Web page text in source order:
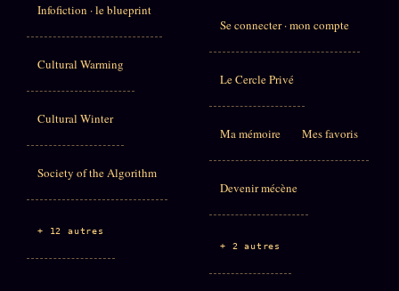
Infofiction · le blueprint
Cultural Warming
Cultural Winter
Society of the Algorithm
+ 12 autres
Se connecter · mon compte
Le Cercle Privé
Ma mémoire Mes favoris
Devenir mécène
+ 2 autres